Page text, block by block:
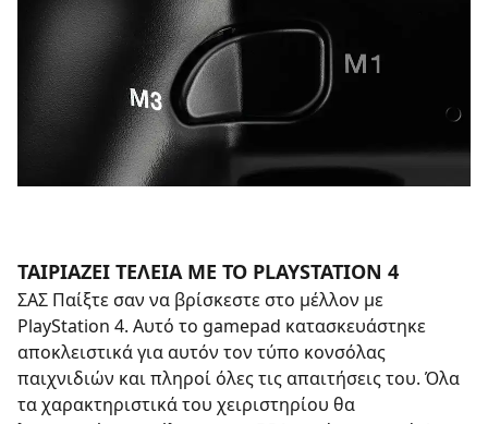
ΤΑΙΡΙΑΖΕΙ ΤΕΛΕΙΑ ΜΕ ΤΟ PLAYSTATION 4
ΣΑΣ Παίξτε σαν να βρίσκεστε στο μέλλον με
PlayStation 4. Αυτό το gamepad κατασκευάστηκε
αποκλειστικά για αυτόν τον τύπο κονσόλας
παιχνιδιών και πληροί όλες τις απαιτήσεις του. Όλα
τα χαρακτηριστικά του χειριστηρίου θα